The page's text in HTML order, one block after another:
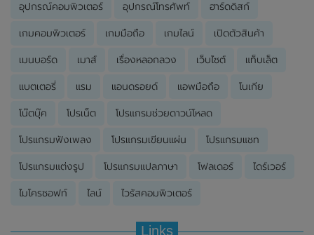
อุปกรณ์คอมพิวเตอร์ อุปกรณ์โทรศัพท์ ฮาร์ดดิสก์
เกมคอมพิวเตอร์ เกมมือถือ เกมไลน์ เปิดตัวสินค้า
เมนบอร์ด เมาส์ เรื่องหลอกลวง เว็บไซต์ แท็บเล็ต
แบตเตอรี่ แรม แอนดรอยด์ แอพมือถือ โนเกีย
โน๊ตบุ๊ค โปรเน็ต โปรแกรมช่วยดาวน์โหลด
โปรแกรมฟังเพลง โปรแกรมเขียนแผ่น โปรแกรมแชท
โปรแกรมแต่งรูป โปรแกรมแปลภาษา โฟลเดอร์ ไดร์เวอร์
ไมโครซอฟท์ ไลน์ ไวรัสคอมพิวเตอร์
Links